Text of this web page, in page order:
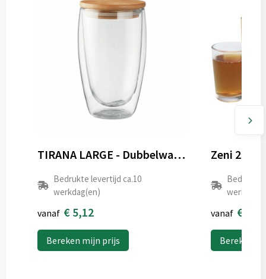
Onbewerkt
1
3
4
TIRANA LARGE - Dubbelwandig drinkglas 450ml
Bedrukte levertijd ca.10
werkdag(en)
vanaf € 5,12
Bereken mijn prijs
Zeni 2-
Bedrukte
vanaf €
Bereken